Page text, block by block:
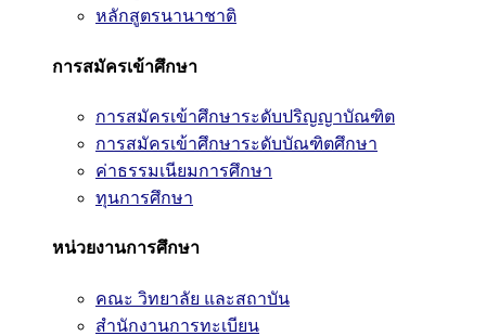
หลักสูตรนานาชาติ
การสมัครเข้าศึกษา
การสมัครเข้าศึกษาระดับปริญญาบัณฑิต
การสมัครเข้าศึกษาระดับบัณฑิตศึกษา
ค่าธรรมเนียมการศึกษา
ทุนการศึกษา
หน่วยงานการศึกษา
คณะ วิทยาลัย และสถาบัน
สำนักงานการทะเบียน